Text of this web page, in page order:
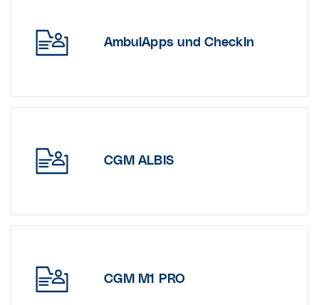
AmbulApps und CheckIn
CGM ALBIS
CGM M1 PRO